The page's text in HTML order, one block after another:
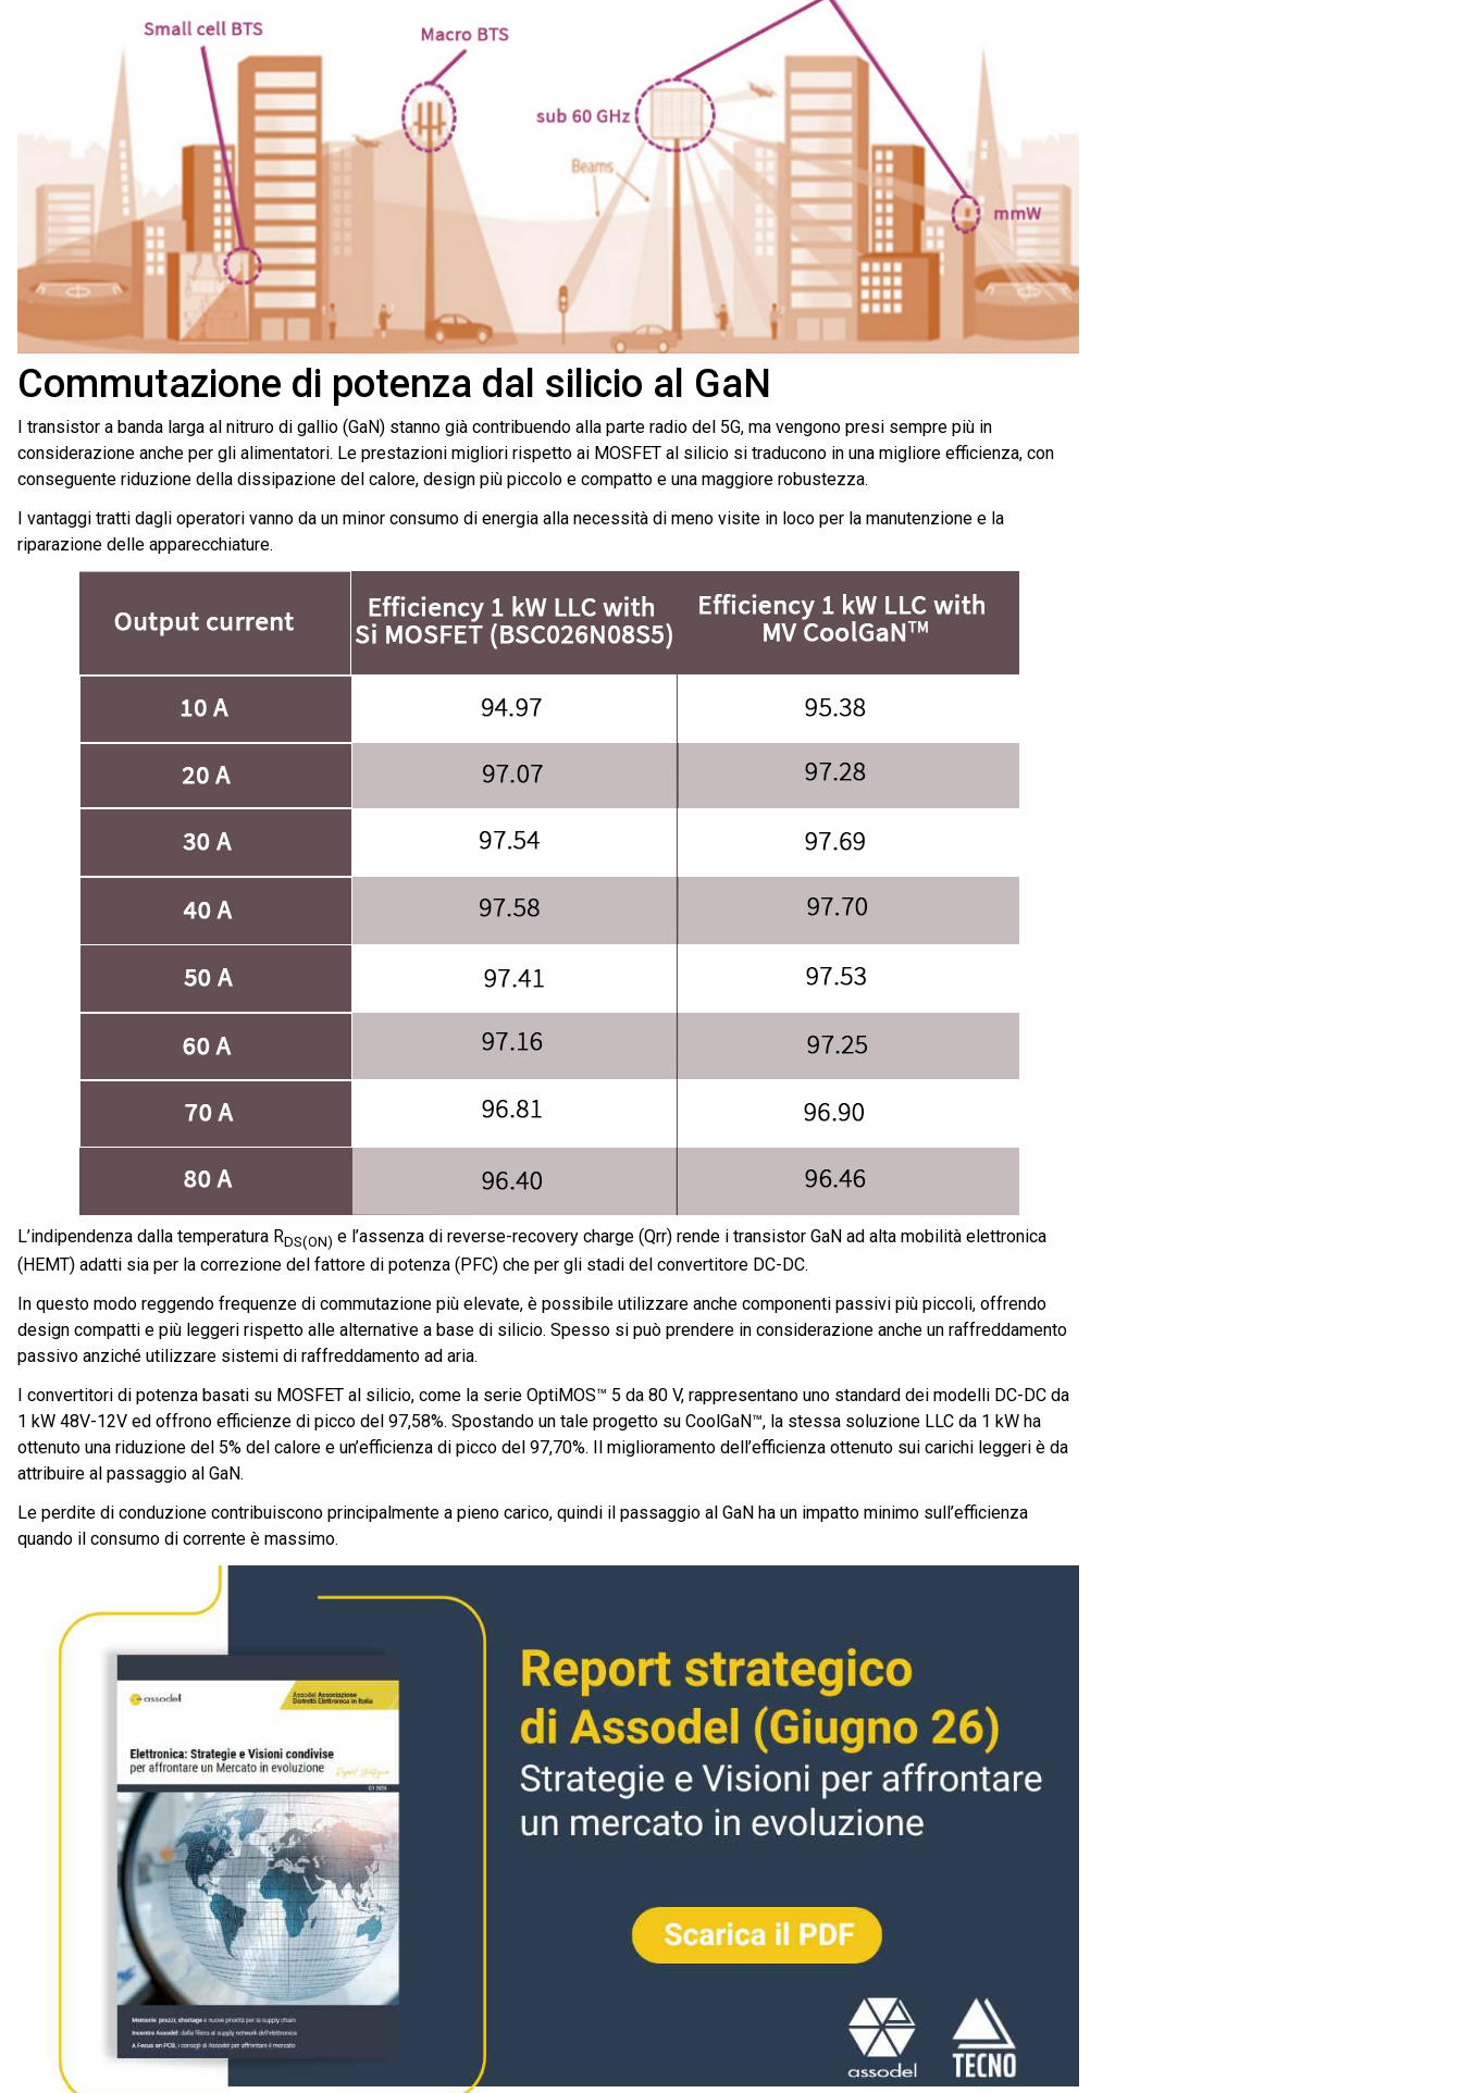
Commutazione di potenza dal silicio al GaN
I transistor a banda larga al nitruro di gallio (GaN) stanno già contribuendo alla parte radio del 5G, ma vengono presi sempre più in
considerazione anche per gli alimentatori. Le prestazioni migliori rispetto ai MOSFET al silicio si traducono in una migliore efficienza, con
conseguente riduzione della dissipazione del calore, design più piccolo e compatto e una maggiore robustezza.
I vantaggi tratti dagli operatori vanno da un minor consumo di energia alla necessità di meno visite in loco per la manutenzione e la
riparazione delle apparecchiature.
L’indipendenza dalla temperatura RDS(ON) e l’assenza di reverse-recovery charge (Qrr) rende i transistor GaN ad alta mobilità elettronica
(HEMT) adatti sia per la correzione del fattore di potenza (PFC) che per gli stadi del convertitore DC-DC.
In questo modo reggendo frequenze di commutazione più elevate, è possibile utilizzare anche componenti passivi più piccoli, offrendo
design compatti e più leggeri rispetto alle alternative a base di silicio. Spesso si può prendere in considerazione anche un raffreddamento
passivo anziché utilizzare sistemi di raffreddamento ad aria.
I convertitori di potenza basati su MOSFET al silicio, come la serie OptiMOS™ 5 da 80 V, rappresentano uno standard dei modelli DC-DC da
1 kW 48V-12V ed offrono efficienze di picco del 97,58%. Spostando un tale progetto su CoolGaN™, la stessa soluzione LLC da 1 kW ha
ottenuto una riduzione del 5% del calore e un’efficienza di picco del 97,70%. Il miglioramento dell’efficienza ottenuto sui carichi leggeri è da
attribuire al passaggio al GaN.
Le perdite di conduzione contribuiscono principalmente a pieno carico, quindi il passaggio al GaN ha un impatto minimo sull’efficienza
quando il consumo di corrente è massimo.